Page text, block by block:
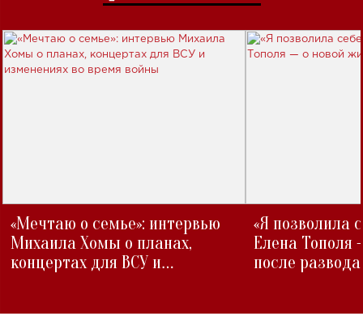
«Мечтаю о семье»: интервью
Михаила Хомы о планах,
концертах для ВСУ и
«Я позволила
Елена Тополя
после развода